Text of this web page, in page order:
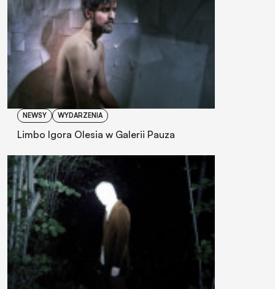
NEWSY WYDARZENIA
Limbo Igora Olesia w Galerii Pauza